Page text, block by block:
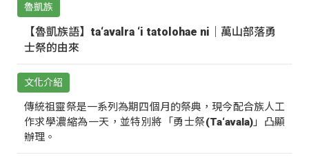
魯凱族
【魯凱族語】ta‘avalra ‘i tatolohae ni｜萬山部落勇
士祭的由來
文化介紹
傳統祖靈祭是一系列為期四個月的祭典，現今配合族人工
作求學濃縮為一天，並特別將「勇士祭(Ta‘avala)」凸顯
辦理。